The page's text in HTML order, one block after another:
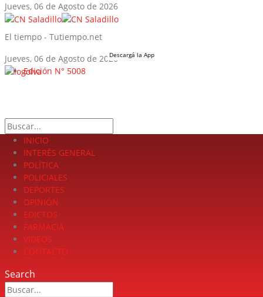
Jueves, 06 de Agosto de 2026
El tiempo - Tutiempo.net
Jueves, 06 de Agosto de 2026
Edición N° 5008
Descargá la App
INICIO
INTERÉS GENERAL
POLÍTICA
POLICIALES
DEPORTES
OPINIÓN
EDICTOS
FARMACIA
VIDEOS
CONTACTO
Search